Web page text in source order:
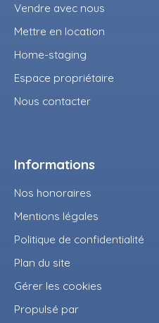
Vendre avec nous
Mettre en location
Home-staging
Espace propriétaire
Nous contacter
Informations
Nos honoraires
Mentions légales
Politique de confidentialité
Plan du site
Gérer les cookies
Propulsé par